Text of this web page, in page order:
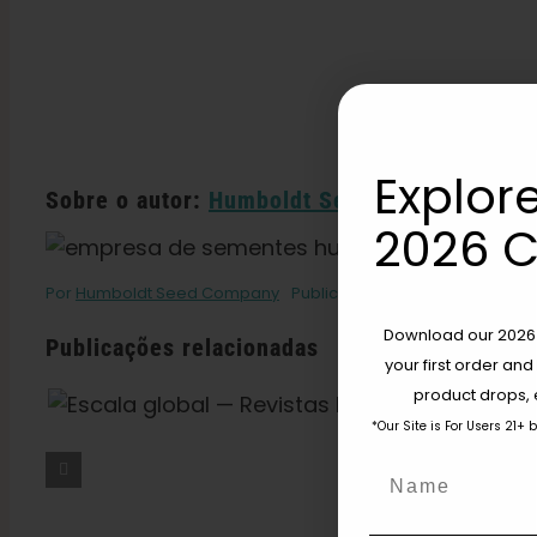
Sobre o autor: Humboldt Seed Company
Por Humboldt Seed Company Publicado em: 27 de fevereiro
Publicações relacionadas
O Que É O THCV? A
Energia E A Sensação
De Estar Chapado —
2026
Download our
your first order
product drops,
*Our Site is For Users 21+